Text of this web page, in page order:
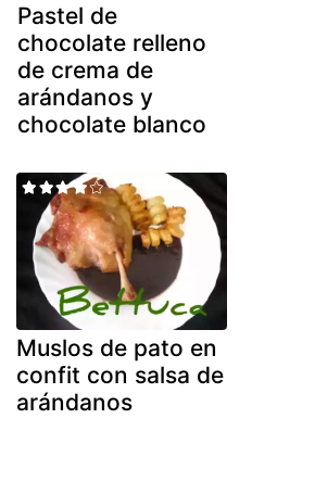
Pastel de
chocolate relleno
de crema de
arándanos y
chocolate blanco
Muslos de pato en
confit con salsa de
arándanos